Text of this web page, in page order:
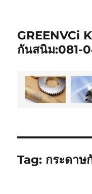
GREENVCi
กันสนิม:081-
Tag: กระดาษ